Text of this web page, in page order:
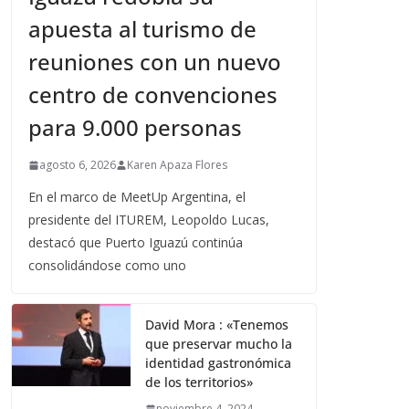
apuesta al turismo de
reuniones con un nuevo
centro de convenciones
para 9.000 personas
agosto 6, 2026 Karen Apaza Flores
En el marco de MeetUp Argentina, el
presidente del ITUREM, Leopoldo Lucas,
destacó que Puerto Iguazú continúa
consolidándose como uno
David Mora : «Tenemos
que preservar mucho la
identidad gastronómica
de los territorios»